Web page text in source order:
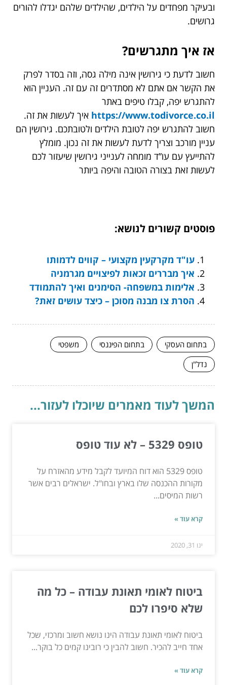
ובעיקר מפחדים על הילדים, שהילדים שלהם יגדלו להורים
גרושים.
אז איך מתגרשים?
חשוב לדעת כי גירושין אינה מילה גסה, וזה בסדר לפרק
את הקשר אם אתם לא מסתדרים זה עם זה. העניין הוא
להתגרש יפה, קבלו טיפים באתר
https://www.todivorce.co.il איך לעשות את זה.
חשוב להתגרש יפה לטובת הילדים ולטובתכם. גירושין הם
עניין מורכב וצריך לדעת לעשות את זה נכון. מומלץ
להתייעץ עם עו”ד מומחה לענייני גירושין שיעזור לכם
לעשות זאת בצורה הטובה והיפה ביותר
פוסטים קשורים לנושא:
עו"ד מקרקעין מקצועי – קווים לדמותו
איך מבררים זכאות לפיצויים מגרמניה
אלימות במשפחה- הסימנים ואיך להתמודד
הסרת צו מבנה מסוכן – כיצד עושים זאת?
בתחום העסקי בתחום הפיננסי
משפטי
נדל"ן
המשך לעוד מאמרים שיוכלו לעזור...
טופס 5329 – לא עוד טופס
טופס 5329 הוא דוח המיועד לקבל מידע מהאזרח על
מקורות ההכנסה שלו בארץ ובחו"ל. ישראלים רבים אשר
רשות המיסים...
קרא עוד »
ינו 31, 2020
ביטוח לאומי תאונת עבודה – כל מה
שלא סיפרו לכם
ביטוח לאומי תאונת עבודה הינו נושא חשוב ומרכזי, שכל
אחד חייב להכיר. חשוב להבין כי רובינו קמים כל בוקר...
קרא עוד »